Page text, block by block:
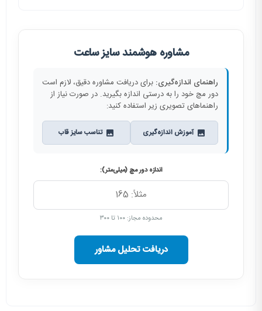
مشاوره هوشمند سایز ساعت
راهنمای اندازه‌گیری: برای دریافت مشاوره دقیق، لازم است
دور مچ خود را به درستی اندازه بگیرید. در صورت نیاز از
راهنماهای تصویری زیر استفاده کنید:
آموزش اندازه‌گیری تناسب سایز قاب
اندازه دور مچ (میلی‌متر):
محدوده مجاز: ۱۰۰ تا ۳۰۰
دریافت تحلیل مشاور